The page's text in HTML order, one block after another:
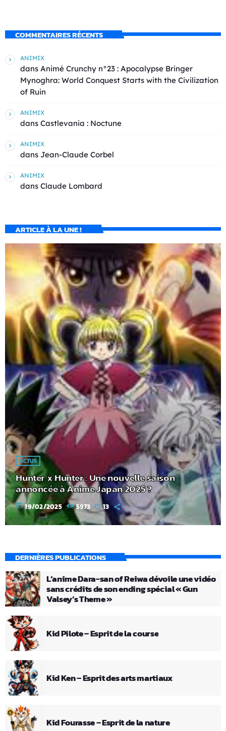
COMMENTAIRES RÉCENTS
ANIMIX
dans Animé Crunchy n°23 : Apocalypse Bringer
Mynoghra: World Conquest Starts with the Civilization
of Ruin
ANIMIX
dans Castlevania : Noctune
ANIMIX
dans Jean-Claude Corbel
ANIMIX
dans Claude Lombard
ARTICLE À LA UNE !
ACTUS
Hunter x Hunter : Une nouvelle saison
annoncée à Anime Japan 2025 ?
today 19/02/2025 5973 13
DERNIÈRES PUBLICATIONS
L’anime Dara-san of Reiwa dévoile une vidéo
sans crédits de son ending spécial « Gun
Valsey’s Theme »
Kid Pilote – Esprit de la course
Kid Ken – Esprit des arts martiaux
Kid Fourasse – Esprit de la nature